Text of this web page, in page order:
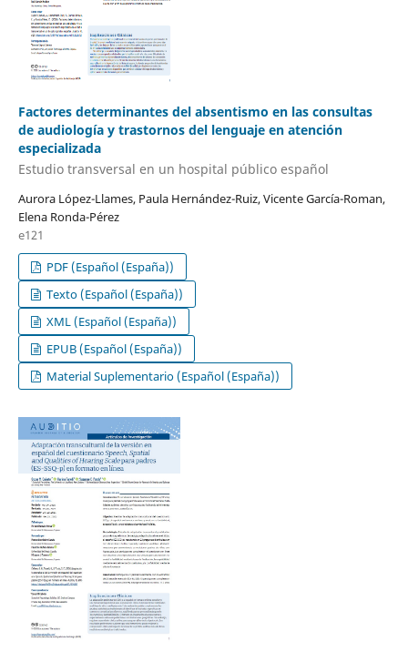
Factores determinantes del absentismo en las consultas
de audiología y trastornos del lenguaje en atención
especializada
Estudio transversal en un hospital público español
Aurora López-Llames, Paula Hernández-Ruiz, Vicente García-Roman,
Elena Ronda-Pérez
e121
PDF (Español (España))
Texto (Español (España))
XML (Español (España))
EPUB (Español (España))
Material Suplementario (Español (España))